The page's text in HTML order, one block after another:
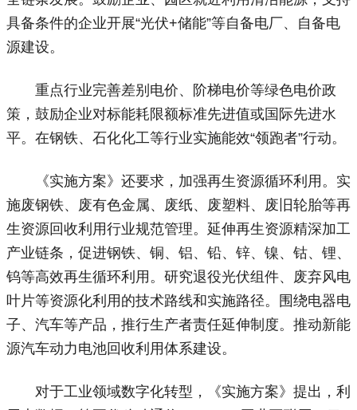
具备条件的企业开展“光伏+储能”等自备电厂、自备电
源建设。
重点行业完善差别电价、阶梯电价等绿色电价政
策，鼓励企业对标能耗限额标准先进值或国际先进水
平。在钢铁、石化化工等行业实施能效“领跑者”行动。
《实施方案》还要求，加强再生资源循环利用。实
施废钢铁、废有色金属、废纸、废塑料、废旧轮胎等再
生资源回收利用行业规范管理。延伸再生资源精深加工
产业链条，促进钢铁、铜、铝、铅、锌、镍、钴、锂、
钨等高效再生循环利用。研究退役光伏组件、废弃风电
叶片等资源化利用的技术路线和实施路径。围绕电器电
子、汽车等产品，推行生产者责任延伸制度。推动新能
源汽车动力电池回收利用体系建设。
对于工业领域数字化转型，《实施方案》提出，利